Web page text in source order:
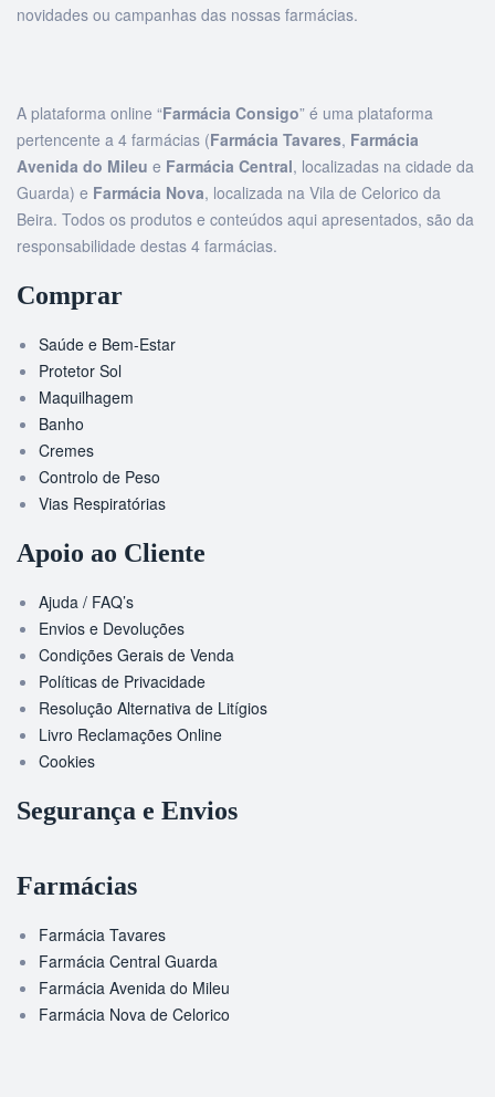
novidades ou campanhas das nossas farmácias.
A plataforma online “Farmácia Consigo” é uma plataforma
pertencente a 4 farmácias (Farmácia Tavares, Farmácia
Avenida do Mileu e Farmácia Central, localizadas na cidade da
Guarda) e Farmácia Nova, localizada na Vila de Celorico da
Beira. Todos os produtos e conteúdos aqui apresentados, são da
responsabilidade destas 4 farmácias.
Comprar
Saúde e Bem-Estar
Protetor Sol
Maquilhagem
Banho
Cremes
Controlo de Peso
Vias Respiratórias
Apoio ao Cliente
Ajuda / FAQ’s
Envios e Devoluções
Condições Gerais de Venda
Políticas de Privacidade
Resolução Alternativa de Litígios
Livro Reclamações Online
Cookies
Segurança e Envios
Farmácias
Farmácia Tavares
Farmácia Central Guarda
Farmácia Avenida do Mileu
Farmácia Nova de Celorico